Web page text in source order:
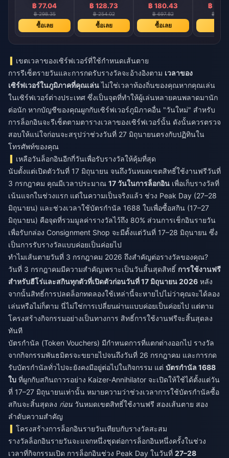
฿ 77.04
฿ 298.35
ซื้อเลย
฿ 128.73
฿ 254.02
ซื้อเลย
฿ 180.43
฿ 697.82
ซื้อเลย
฿
฿
เขตเวลาของเซิร์ฟเวอร์ที่ใช้กำหนดเส้นตาย
การรีเซ็ตรายวันและการกดรับรางวัลจะอ้างอิงตาม เวลาของ
เซิร์ฟเวอร์ในภูมิภาคที่คุณเล่นไม่ใช่เวลาท้องถิ่นของคุณหากคุณเล่น
ในเซิร์ฟเวอร์ต่างประเทศ ซึ่งเป็นจุดที่ทำให้ผู้เล่นหลายคนพลาดมานัก
ต่อนัก หากบัญชีของคุณผูกกับเซิร์ฟเวอร์ภูมิภาคอื่น "วันใหม่" สำหรับ
การล็อกอินจะรีเซ็ตตามตารางเวลาของเซิร์ฟเวอร์นั้น ดังนั้นควรตรวจ
สอบให้แน่ใจก่อนจะสรุปว่าช่วงวันที่ 27 มิถุนายนตรงกับปฏิทินใน
โทรศัพท์ของคุณ
เหลือวันล็อกอินอีกกี่วันเพื่อรับรางวัลให้คุ้มที่สุด
นับตั้งแต่เปิดตัววันที่ 17 มิถุนายน จนถึงวันหมดเขตสิทธิ์ใช้งานฟรีวันที่
3 กรกฎาคม คุณมีเวลาประมาณ 17 วันในการล็อกอิน เพื่อเก็บรางวัลที่
เน้นแจกในช่วงแรก แต่ในความเป็นจริงแล้ว ช่วง Peak Day (27–28
มิถุนายน) และช่วงเวลาใช้บัตรกำนัล 1688 ใบเพื่อซื้อสกิน (17–27
มิถุนายน) คือจุดที่รวมมูลค่ารางวัลไว้ถึง 80% ส่วนการเช็กอินรายวัน
เพื่อรับกล่อง Consignment Shop จะมีตั้งแต่วันที่ 17–28 มิถุนายน ซึ่ง
เป็นการรับรางวัลแบบค่อยเป็นค่อยไป
ทำไมเส้นตายวันที่ 3 กรกฎาคม 2026 ถึงสำคัญต่อรางวัลของคุณ?
วันที่ 3 กรกฎาคมมีความสำคัญเพราะเป็นวันสิ้นสุดสิทธิ์ การใช้งานฟรี
สำหรับฮีโร่และสกินทุกตัวที่เปิดตัวก่อนวันที่ 17 มิถุนายน 2026 หลัง
จากนั้นสิทธิ์การปลดล็อกทดลองใช้เหล่านี้จะหายไปไม่ว่าคุณจะได้ลอง
เล่นหรือไม่ก็ตาม นี่ไม่ใช่การเปลี่ยนผ่านแบบค่อยเป็นค่อยไป แต่ตาม
โครงสร้างกิจกรรมอย่างเป็นทางการ สิทธิ์การใช้งานฟรีจะสิ้นสุดลง
ทันที
บัตรกำนัล (Token Vouchers) มีกำหนดการที่แตกต่างออกไป รางวัล
จากกิจกรรมพันธมิตรจะขยายไปจนถึงวันที่ 26 กรกฎาคม และการกด
รับบัตรกำนัลทั่วไปจะยังคงมีอยู่ต่อไปในกิจกรรม แต่ บัตรกำนัล 1688
ใบ ที่ผูกกับสกินถาวรอย่าง Kaizer-Annihilator จะเปิดให้ใช้ได้ตั้งแต่วัน
ที่ 17–27 มิถุนายนเท่านั้น หมายความว่าช่วงเวลาการใช้บัตรกำนัลซื้อ
สกินจะสิ้นสุดลง ก่อน วันหมดเขตสิทธิ์ใช้งานฟรี สองเส้นตาย สอง
ลำดับความสำคัญ
โครงสร้างการล็อกอินรายวันเทียบกับรางวัลสะสม
รางวัลล็อกอินรายวันจะแจกหนึ่งชุดต่อการล็อกอินหนึ่งครั้งในช่วง
เวลาที่กิจกรรมเปิด การล็อกอินช่วง Peak Day ในวันที่ 27–28